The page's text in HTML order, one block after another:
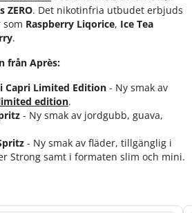
ZERO. Det nikotinfria utbudet erbjuds
som Raspberry Liqorice, Ice Tea
.
från Après:
Capri Limited Edition - Ny smak av
edition.
- Ny smak av jordgubb, guava,
- Ny smak av fläder, tillgänglig i
Strong samt i formaten slim och mini.